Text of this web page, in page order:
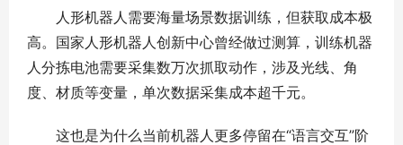
人形机器人需要海量场景数据训练，但获取成本极
高。国家人形机器人创新中心曾经做过测算，训练机器
人分拣电池需要采集数万次抓取动作，涉及光线、角
度、材质等变量，单次数据采集成本超千元。
这也是为什么当前机器人更多停留在“语言交互”阶